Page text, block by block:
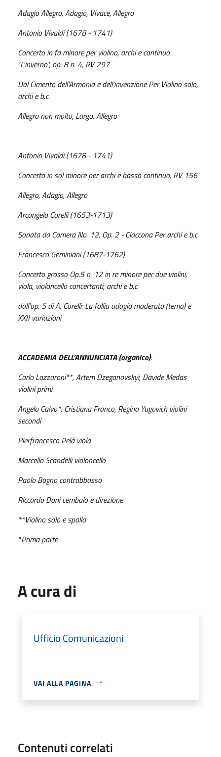
Adagio Allegro, Adagio, Vivace, Allegro
Antonio Vivaldi (1678 - 1741)
Concerto in fa minore per violino, archi e continuo
"L'inverno", op. 8 n. 4, RV 297
Dal Cimento dell’Armonia e dell’invenzione Per Violino solo,
archi e b.c.
Allegro non molto, Largo, Allegro
Antonio Vivaldi (1678 - 1741)
Concerto in sol minore per archi e basso continuo, RV 156
Allegro, Adagio, Allegro
Arcangelo Corelli (1653-1713)
Sonata da Camera No. 12, Op. 2 - Ciaccona Per archi e b.c.
Francesco Geminiani (1687-1762)
Concerto grosso Op.5 n. 12 in re minore per due violini,
viola, violoncello concertanti, archi e b.c.
dall'op. 5 di A. Corelli: La follia adagio moderato (tema) e
XXII variazioni
ACCADEMIA DELL’ANNUNCIATA (organico):
Carlo Lazzaroni**, Artem Dzeganovskyi, Davide Medas
violini primi
Angelo Calvo*, Cristiana Franco, Regina Yugovich violini
secondi
Pierfrancesco Pelà viola
Marcello Scandelli violoncello
Paolo Bogno contrabbasso
Riccardo Doni cembalo e direzione
**Violino solo e spalla
*Prima parte
A cura di
Ufficio Comunicazioni
VAI ALLA PAGINA
Contenuti correlati